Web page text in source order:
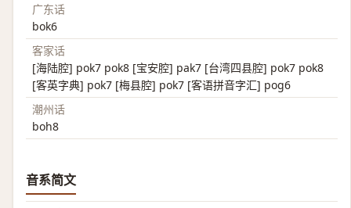
广东话
bok6
客家话
[海陆腔] pok7 pok8 [宝安腔] pak7 [台湾四县腔] pok7 pok8
[客英字典] pok7 [梅县腔] pok7 [客语拼音字汇] pog6
潮州话
boh8
音系简文